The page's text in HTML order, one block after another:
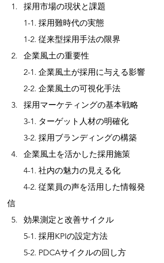
採用市場の現状と課題
1-1. 採用難時代の実態
1-2. 従来型採用手法の限界
企業風土の重要性
2-1. 企業風土が採用に与える影響
2-2. 企業風土の可視化手法
採用マーケティングの基本戦略
3-1. ターゲット人材の明確化
3-2. 採用ブランディングの構築
企業風土を活かした採用施策
4-1. 社内の魅力の見える化
4-2. 従業員の声を活用した情報発
信
効果測定と改善サイクル
5-1. 採用KPIの設定方法
5-2. PDCAサイクルの回し方